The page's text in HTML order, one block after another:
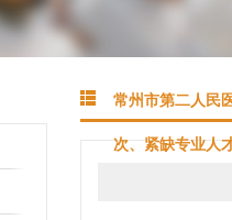
常州市第二人民
次、紧缺专业人